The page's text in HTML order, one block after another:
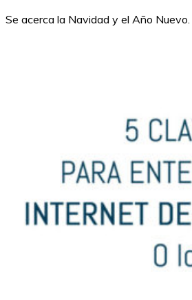
Se acerca la Navidad y el Año